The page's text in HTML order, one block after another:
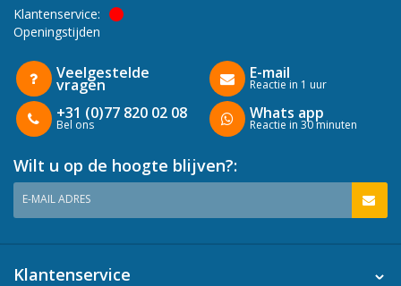
Klantenservice:
Openingstijden
Veelgestelde
vragen
+31 (0)77 820 02 08
Bel ons
E-mail
Reactie in 1 uur
Whats app
Reactie in 30 minuten
Wilt u op de hoogte blijven?:
E-MAIL ADRES
Klantenservice